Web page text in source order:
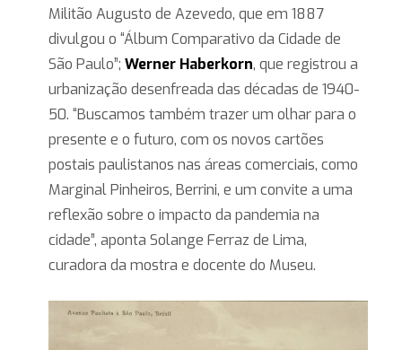
Militão Augusto de Azevedo, que em 1887
divulgou o “Álbum Comparativo da Cidade de
São Paulo”; Werner Haberkorn, que registrou a
urbanização desenfreada das décadas de 1940-
50. “Buscamos também trazer um olhar para o
presente e o futuro, com os novos cartões
postais paulistanos nas áreas comerciais, como
Marginal Pinheiros, Berrini, e um convite a uma
reflexão sobre o impacto da pandemia na
cidade”, aponta Solange Ferraz de Lima,
curadora da mostra e docente do Museu.